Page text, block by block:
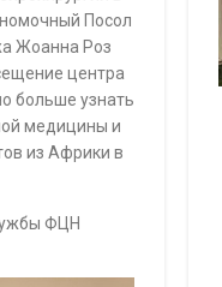
Посол
Жоанна Роз
центра
больше узнать
медицины и
из Африки в
ФЦН